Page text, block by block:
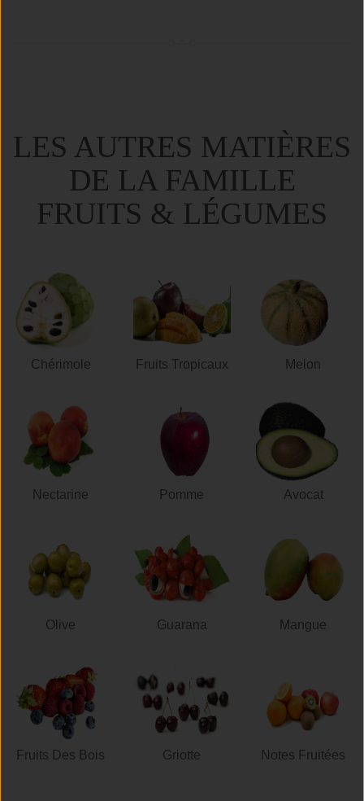
LES AUTRES MATIÈRES
DE LA FAMILLE
FRUITS & LÉGUMES
Chérimole Fruits Tropicaux Melon
Nectarine Pomme Avocat
Olive Guarana Mangue
Fruits Des Bois Griotte Notes Fruitées